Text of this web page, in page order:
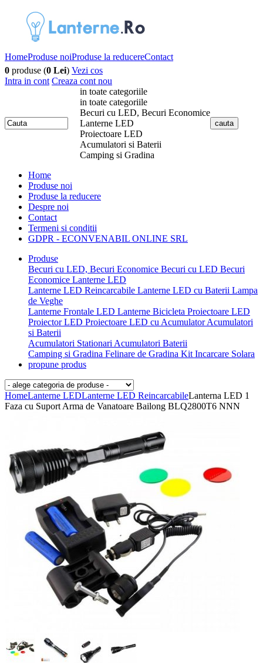
HomeProduse noiProduse la reducereContact
0 produse (0 Lei) Vezi cos
Intra in cont Creaza cont nou
in toate categoriile
in toate categoriile
Becuri cu LED, Becuri Economice
Lanterne LED
Proiectoare LED
Acumulatori si Baterii
Camping si Gradina
Home
Produse noi
Produse la reducere
Despre noi
Contact
Termeni si conditii
GDPR - ECONVENABIL ONLINE SRL
Produse
Becuri cu LED, Becuri Economice Becuri cu LED Becuri
Economice Lanterne LED
Lanterne LED Reincarcabile Lanterne LED cu Baterii Lampa
de Veghe
Lanterne Frontale LED Lanterne Bicicleta Proiectoare LED
Proiector LED Proiectoare LED cu AcumulatorAcumulatori
si Baterii
Acumulatori Stationari Acumulatori Baterii
Camping si Gradina Felinare de Gradina Kit Incarcare Solara
propune produs
HomeLanterne LEDLanterne LED ReincarcabileLanterna LED 1
Faza cu Suport Arma de Vanatoare Bailong BLQ2800T6 NNN